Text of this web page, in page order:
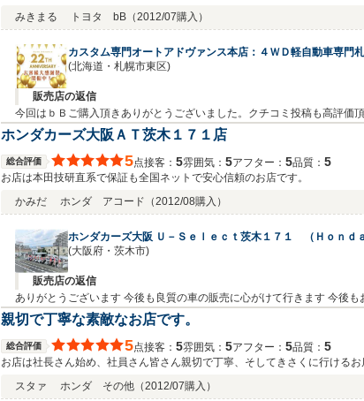
みきまる
トヨタ bB （2012/07購入）
カスタム専門オートアドヴァンス本店：４ＷＤ軽自動車専門
(北海道・札幌市東区)
販売店の返信
今回はｂＢご購入頂きありがとうございました。クチコミ投稿も高評価
車検・板金など何でもご相談下さい、当社は保険代理店ですので万が一
ホンダカーズ大阪ＡＴ茨木１７１店
総合評価 5点接客： 5雰囲気： 5アフター： 5品質： 5
お店は本田技研直系で保証も全国ネットで安心信頼のお店です。
かみだ
ホンダ アコード （2012/08購入）
ホンダカーズ大阪 Ｕ－Ｓｅｌｅｃｔ茨木１７１ （Ｈｏｎｄ
(大阪府・茨木市)
販売店の返信
ありがとうござい
親切で丁寧な素敵なお店です。
総合評価 5点接客： 5雰囲気： 5アフター： 5品質： 5
お店は社長さん始め、社員さん皆さん親切で丁寧、そしてきさくに行ける
社員さんの笑顔が印象的です。 買ったばかりですが、次の時もまたこちら
スタァ ホンダ その他 （2012/07購入）